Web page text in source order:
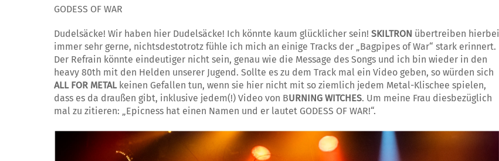
GODESS OF WAR
Dudelsäcke! Wir haben hier Dudelsäcke! Ich könnte kaum glücklicher sein! SKILTRON übertreiben hierbei
immer sehr gerne, nichtsdestotrotz fühle ich mich an einige Tracks der „Bagpipes of War“ stark erinnert.
Der Refrain könnte eindeutiger nicht sein, genau wie die Message des Songs und ich bin wieder in den
heavy 80th mit den Helden unserer Jugend. Sollte es zu dem Track mal ein Video geben, so würden sich
ALL FOR METALkeinen Gefallen tun, wenn sie hier nicht mit so ziemlich jedem Metal-Klischee spielen,
dass es da draußen gibt, inklusive jedem(!) Video von BURNING WITCHES. Um meine Frau diesbezüglich
mal zu zitieren: „Epicness hat einen Namen und er lautet GODESS OF WAR!“.